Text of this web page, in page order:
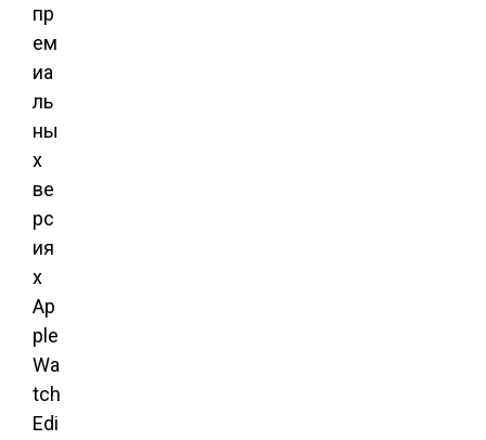
пр
ем
иа
ль
ны
х
ве
рс
ия
х
Ap
ple
Wa
tch
Edi